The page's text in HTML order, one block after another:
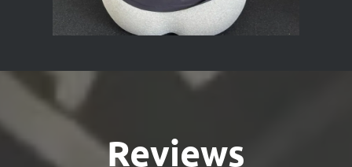
Reviews